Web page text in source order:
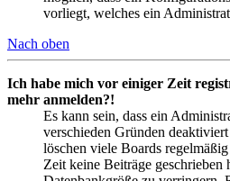
vorliegt, welches ein
Nach oben
Ich habe mich vor einiger Zeit
mehr anmelden?!
Es kann sein, dass ein
verschieden Gründen
löschen viele Boards
Zeit keine Beiträge geschrieben